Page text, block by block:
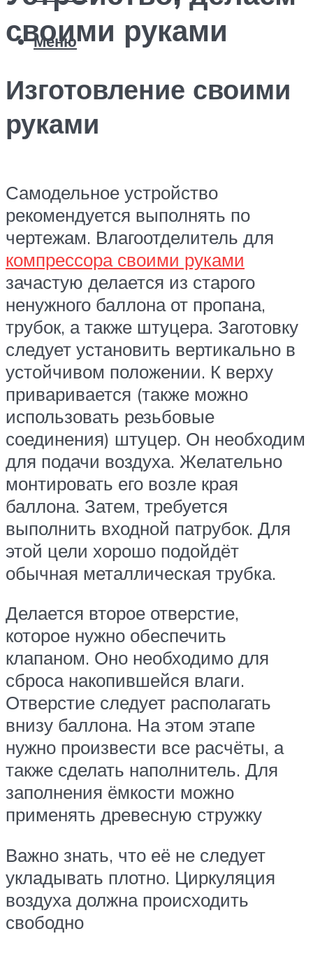
Меню
своими руками
Изготовление своими
руками
Самодельное устройство
рекомендуется выполнять по
чертежам. Влагоотделитель для
компрессора своими руками
зачастую делается из старого
ненужного баллона от пропана,
трубок, а также штуцера. Заготовку
следует установить вертикально в
устойчивом положении. К верху
приваривается (также можно
использовать резьбовые
соединения) штуцер. Он необходим
для подачи воздуха. Желательно
монтировать его возле края
баллона. Затем, требуется
выполнить входной патрубок. Для
этой цели хорошо подойдёт
обычная металлическая трубка.
Делается второе отверстие,
которое нужно обеспечить
клапаном. Оно необходимо для
сброса накопившейся влаги.
Отверстие следует располагать
внизу баллона. На этом этапе
нужно произвести все расчёты, а
также сделать наполнитель. Для
заполнения ёмкости можно
применять древесную стружку
Важно знать, что её не следует
укладывать плотно. Циркуляция
воздуха должна происходить
свободно